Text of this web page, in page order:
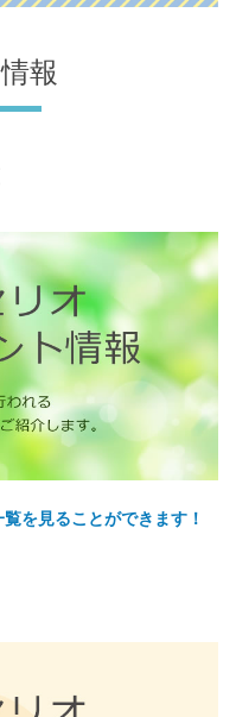
報
を見ることができます！